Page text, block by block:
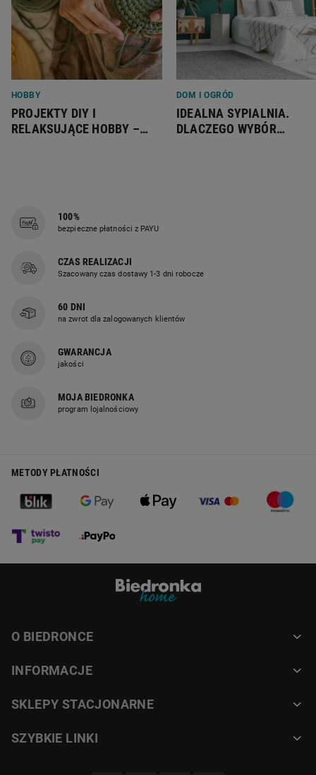
HOBBY
PROJEKTY DIY I
RELAKSUJĄCE HOBBY –
DOM I OGRÓD
IDEALNA SYPIALNIA.
DLACZEGO WYBÓR
100%
bezpieczne płatności z PAYU
CZAS REALIZACJI
Szacowany czas dostawy 1-3 dni robocze
60 DNI
na zwrot dla zalogowanych klientów
GWARANCJA
jakości
MOJA BIEDRONKA
program lojalnościowy
METODY PŁATNOŚCI
O BIEDRONCE
INFORMACJE
SKLEPY STACJONARNE
SZYBKIE LINKI